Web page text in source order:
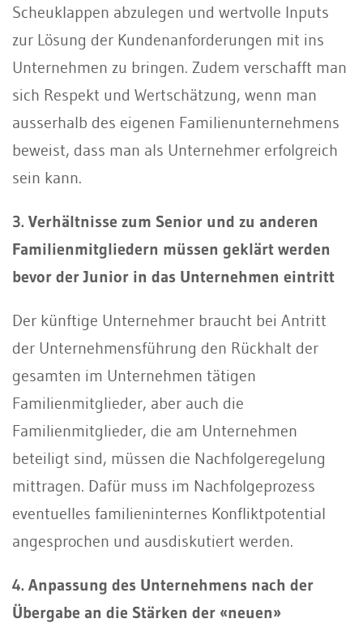
Scheuklappen abzulegen und wertvolle Inputs
zur Lösung der Kundenanforderungen mit ins
Unternehmen zu bringen. Zudem verschafft man
sich Respekt und Wertschätzung, wenn man
ausserhalb des eigenen Familienunternehmens
beweist, dass man als Unternehmer erfolgreich
sein kann.
3. Verhältnisse zum Senior und zu anderen
Familienmitgliedern müssen geklärt werden
bevor der Junior in das Unternehmen eintritt
Der künftige Unternehmer braucht bei Antritt
der Unternehmensführung den Rückhalt der
gesamten im Unternehmen tätigen
Familienmitglieder, aber auch die
Familienmitglieder, die am Unternehmen
beteiligt sind, müssen die Nachfolgeregelung
mittragen. Dafür muss im Nachfolgeprozess
eventuelles familieninternes Konfliktpotential
angesprochen und ausdiskutiert werden.
4. Anpassung des Unternehmens nach der
Übergabe an die Stärken der «neuen»